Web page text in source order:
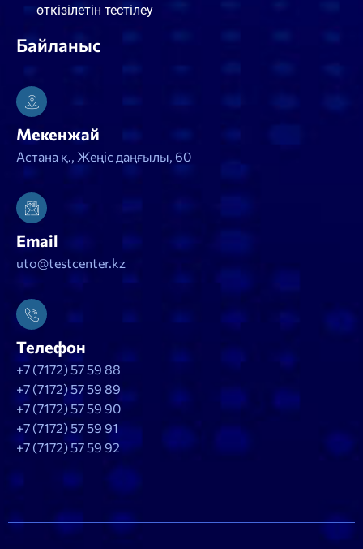
өткізілетін тестілеу
Байланыс
Мекенжай
Астана қ., Жеңіс даңғылы, 60
Email
uto@testcenter.kz
Телефон
+7 (7172) 57 59 88
+7 (7172) 57 59 89
+7 (7172) 57 59 90
+7 (7172) 57 59 91
+7 (7172) 57 59 92